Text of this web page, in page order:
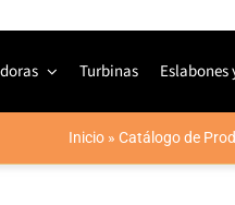
Turbinas Eslabones
Inicio » Catálogo de